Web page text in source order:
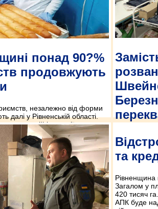
понад 90?%
продовжують
незалежно від форми
далі у Рівненській області.
індустрії
Про це повідомив
обласної військової
Коваль в прямому ефірі «24
Начальник
швейне
зупинило
та
Рівненщина
Загалом у
420 тисяч
АПК буде